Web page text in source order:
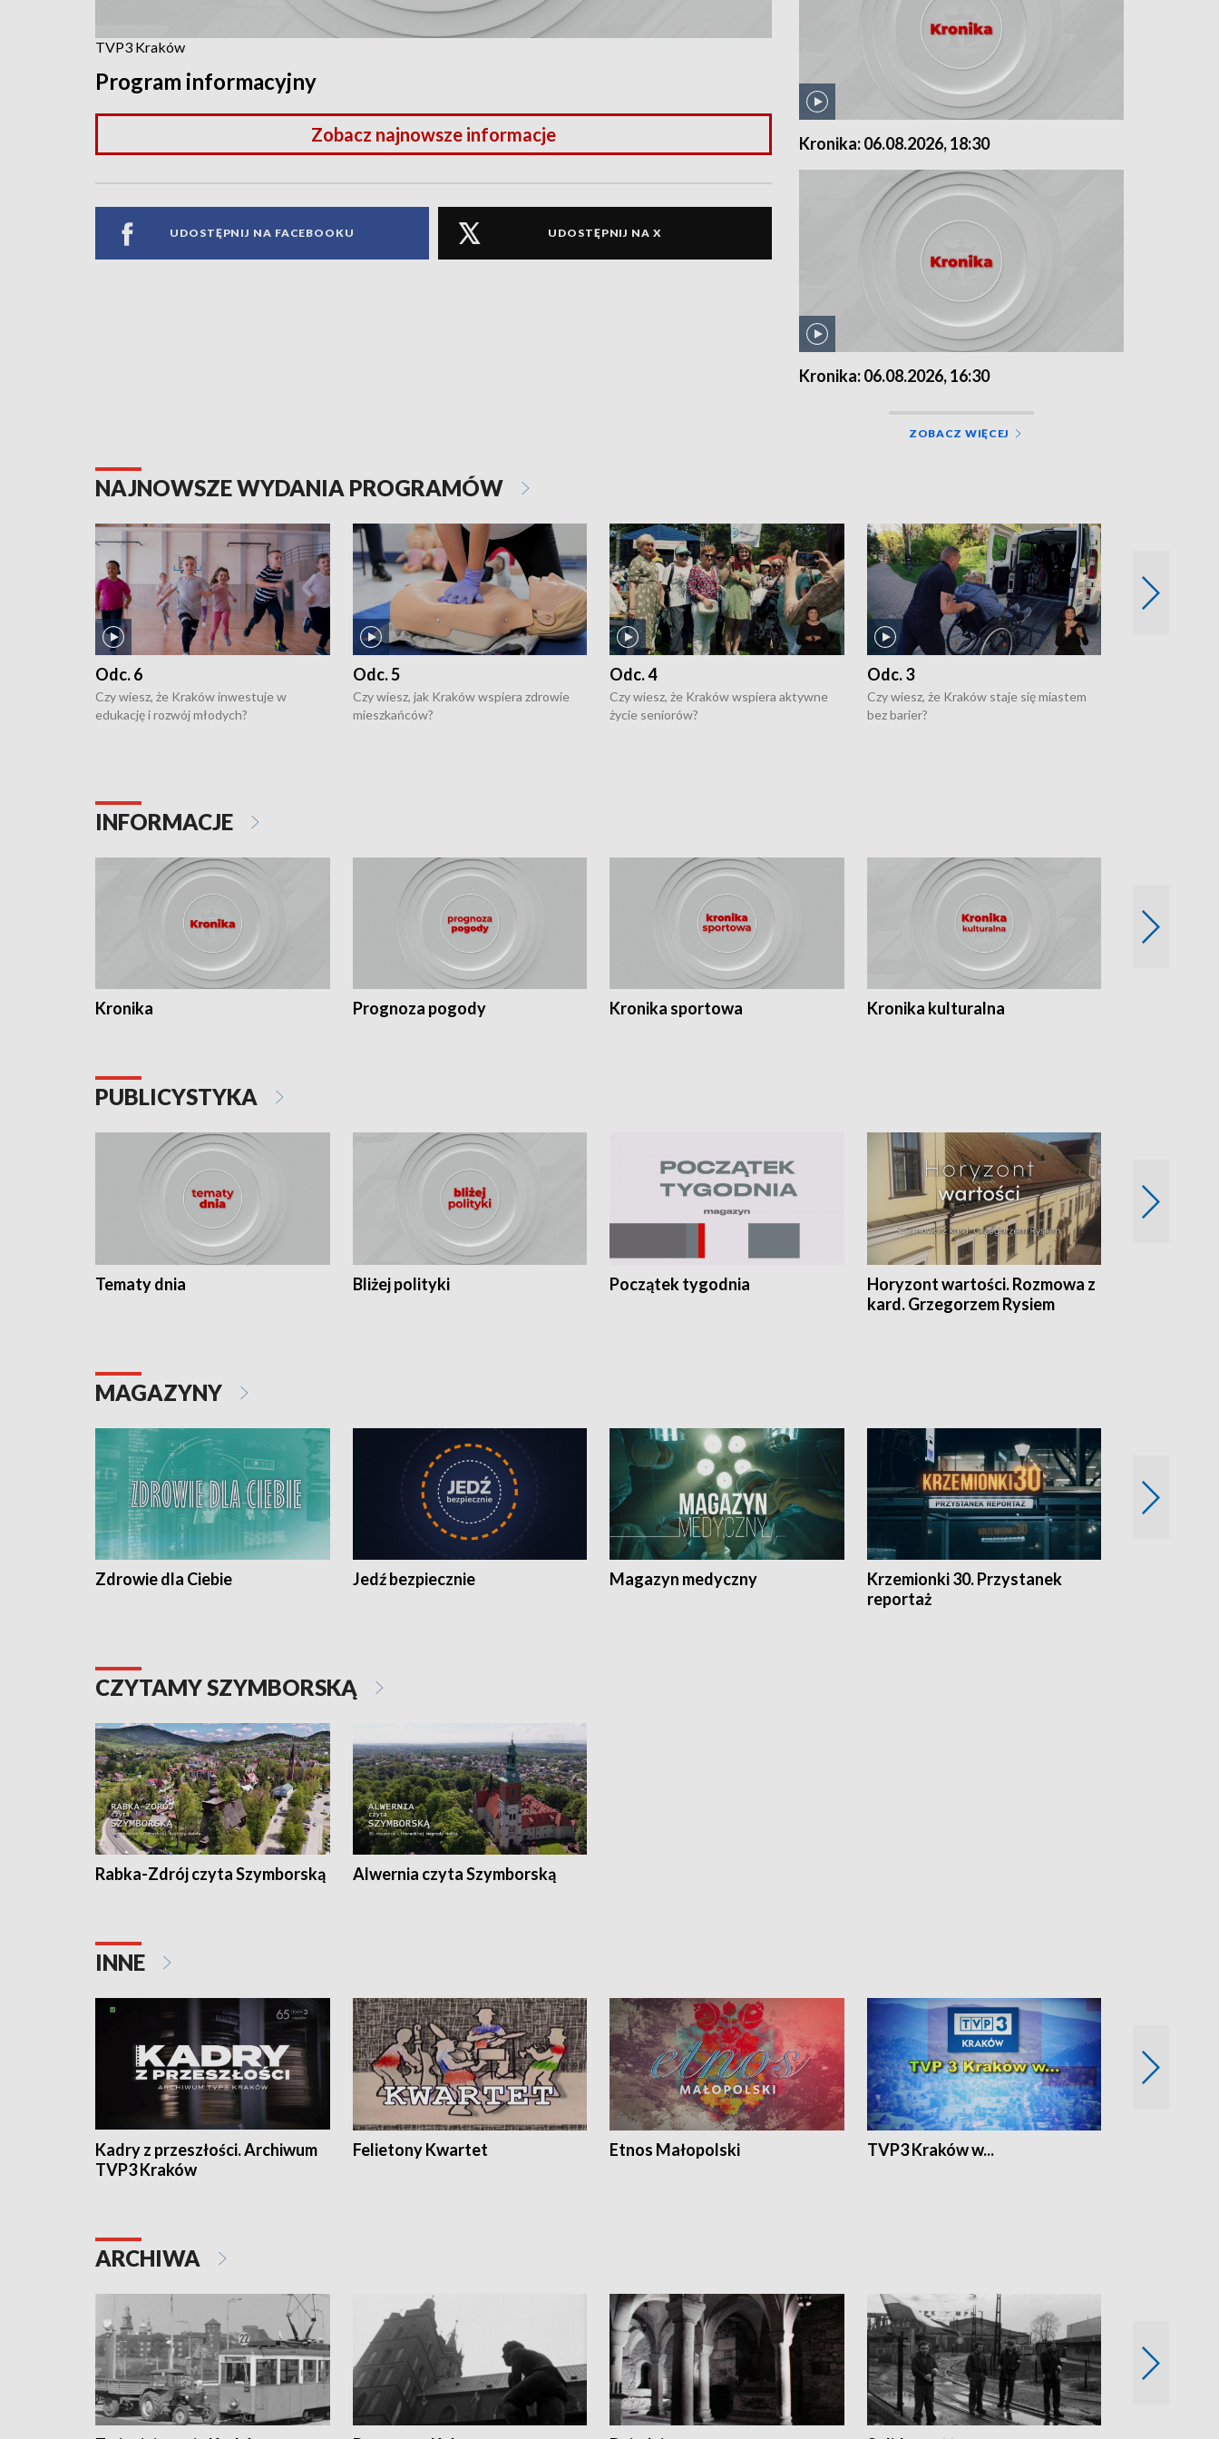
TVP3 Kraków
Program informacyjny
Zobacz najnowsze informacje
UDOSTĘPNIJ NA FACEBOOKU UDOSTĘPNIJ NA X
Kronika: 06.08.2026, 18:30
Kronika: 06.08.2026, 16:30
ZOBACZ WIĘCEJ
NAJNOWSZE WYDANIA PROGRAMÓW
Odc. 6
Czy wiesz, że Kraków inwestuje w
edukację i rozwój młodych?
Odc. 5
Czy wiesz, jak Kraków wspiera zdrowie
mieszkańców?
Odc. 4
Czy wiesz, że Kraków wspiera aktywne
życie seniorów?
Odc. 3
Czy wiesz, że Kraków staje się miastem
bez barier?
INFORMACJE
Kronika Prognoza pogody Kronika sportowa Kronika kulturalna
PUBLICYSTYKA
Tematy dnia Bliżej polityki Początek tygodnia
Horyzont wartości. Rozmowa z
kard. Grzegorzem Rysiem
MAGAZYNY
Zdrowie dla Ciebie Jedź bezpiecznie Magazyn medyczny
Krzemionki 30. Przystanek
reportaż
CZYTAMY SZYMBORSKĄ
Rabka-Zdrój czyta Szymborską Alwernia czyta Szymborską
INNE
Kadry z przeszłości. Archiwum
TVP3 Kraków
Felietony Kwartet Etnos Małopolski TVP3 Kraków w...
ARCHIWA